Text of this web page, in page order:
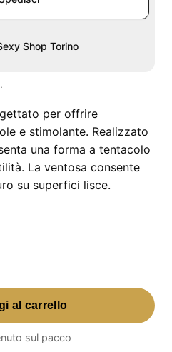
Shop Torino
per offrire
e stimolante. Realizzato
una forma a tentacolo
La ventosa consente
su superfici lisce.
al carrello
sul pacco